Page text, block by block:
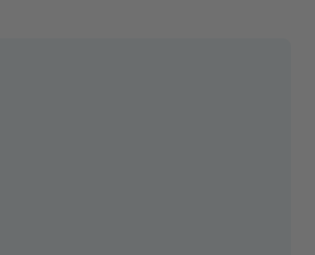
be loaded, either because the